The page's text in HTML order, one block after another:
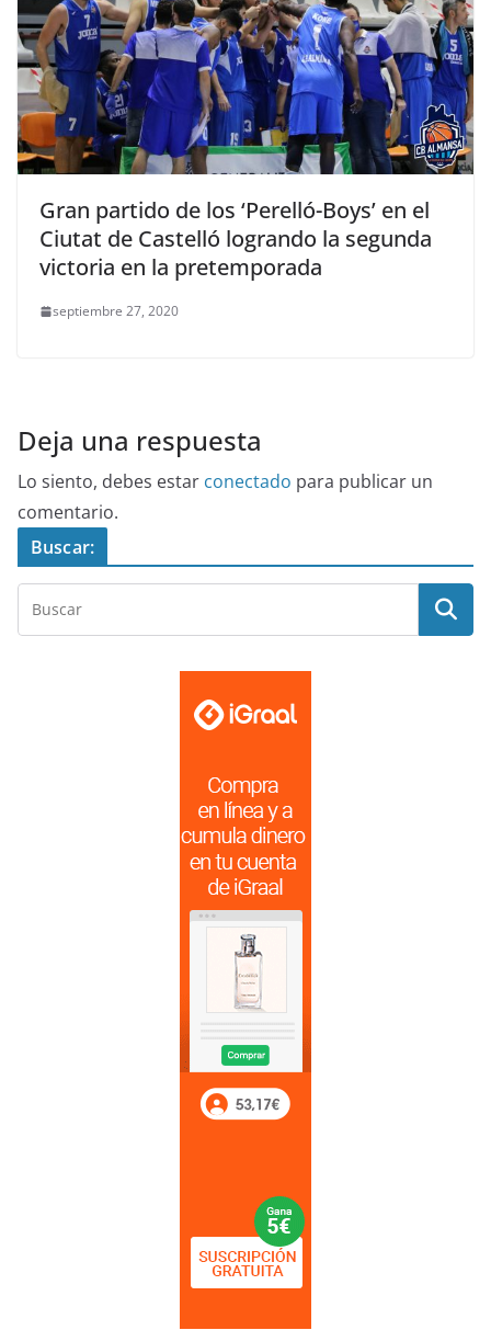
Gran partido de los ‘Perelló-Boys’ en el
Ciutat de Castelló logrando la segunda
victoria en la pretemporada
septiembre 27, 2020
Deja una respuesta
Lo siento, debes estar conectado para publicar un
comentario.
Buscar: